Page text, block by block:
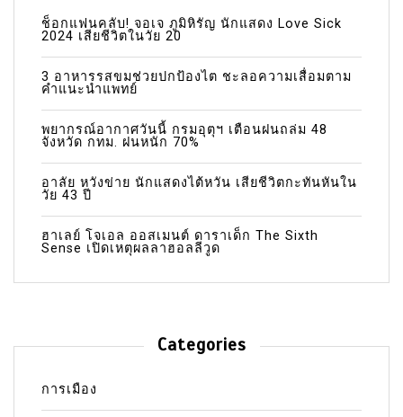
ช็อกแฟนคลับ! จอเจ ภูมิหิรัญ นักแสดง Love Sick
2024 เสียชีวิตในวัย 20
3 อาหารรสขมช่วยปกป้องไต ชะลอความเสื่อมตาม
คำแนะนำแพทย์
พยากรณ์อากาศวันนี้ กรมอุตุฯ เตือนฝนถล่ม 48
จังหวัด กทม. ฝนหนัก 70%
อาลัย หวังข่าย นักแสดงไต้หวัน เสียชีวิตกะทันหันใน
วัย 43 ปี
ฮาเลย์ โจเอล ออสเมนต์ ดาราเด็ก The Sixth
Sense เปิดเหตุผลลาฮอลลีวูด
Categories
การเมือง